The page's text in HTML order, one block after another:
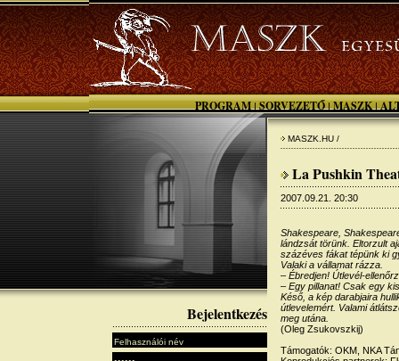
PROGRAM | SORVEZETŐ | MASZK |
Bejelentkezés
MASZK.HU /
La Pushkin
2007.09.21. 20:30
Shakespeare,
lándzsát törünk. Eltorzult
százéves fákat tépünk ki
Valaki a vállamat rázza.
– Ébredjen! Útlevél-
– Egy pillanat! Csak egy
Késő, a kép darabjaira
útlevelemért. Valami
meg utána.
(Oleg Zsukovszkij)
Támogatók: OKM, NKA